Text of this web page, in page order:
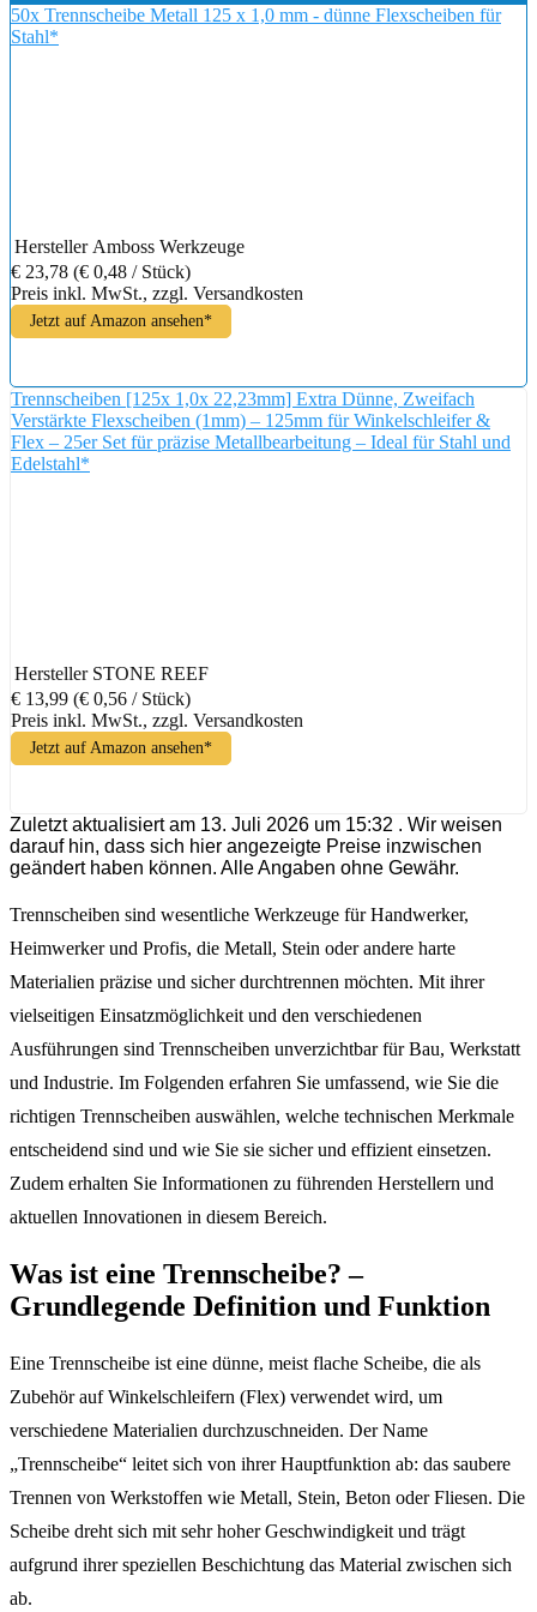
50x Trennscheibe Metall 125 x 1,0 mm - dünne Flexscheiben für
Stahl*
Hersteller Amboss Werkzeuge
€ 23,78 (€ 0,48 / Stück)
Preis inkl. MwSt., zzgl. Versandkosten
Jetzt auf Amazon ansehen*
Trennscheiben [125x 1,0x 22,23mm] Extra Dünne, Zweifach
Verstärkte Flexscheiben (1mm) – 125mm für Winkelschleifer &
Flex – 25er Set für präzise Metallbearbeitung – Ideal für Stahl und
Edelstahl*
Hersteller STONE REEF
€ 13,99 (€ 0,56 / Stück)
Preis inkl. MwSt., zzgl. Versandkosten
Jetzt auf Amazon ansehen*
Zuletzt aktualisiert am 13. Juli 2026 um 15:32 . Wir weisen
darauf hin, dass sich hier angezeigte Preise inzwischen
geändert haben können. Alle Angaben ohne Gewähr.
Trennscheiben sind wesentliche Werkzeuge für Handwerker,
Heimwerker und Profis, die Metall, Stein oder andere harte
Materialien präzise und sicher durchtrennen möchten. Mit ihrer
vielseitigen Einsatzmöglichkeit und den verschiedenen
Ausführungen sind Trennscheiben unverzichtbar für Bau, Werkstatt
und Industrie. Im Folgenden erfahren Sie umfassend, wie Sie die
richtigen Trennscheiben auswählen, welche technischen Merkmale
entscheidend sind und wie Sie sie sicher und effizient einsetzen.
Zudem erhalten Sie Informationen zu führenden Herstellern und
aktuellen Innovationen in diesem Bereich.
Was ist eine Trennscheibe? –
Grundlegende Definition und Funktion
Eine Trennscheibe ist eine dünne, meist flache Scheibe, die als
Zubehör auf Winkelschleifern (Flex) verwendet wird, um
verschiedene Materialien durchzuschneiden. Der Name
„Trennscheibe“ leitet sich von ihrer Hauptfunktion ab: das saubere
Trennen von Werkstoffen wie Metall, Stein, Beton oder Fliesen. Die
Scheibe dreht sich mit sehr hoher Geschwindigkeit und trägt
aufgrund ihrer speziellen Beschichtung das Material zwischen sich
ab.